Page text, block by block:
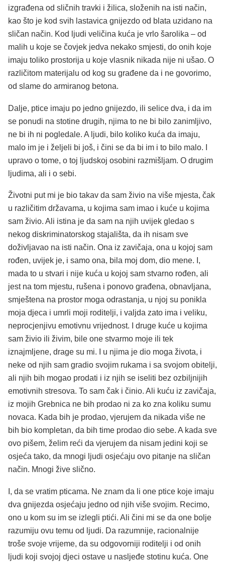
izgrađena od sličnih travki i žilica, složenih na isti način,
kao što je kod svih lastavica gnijezdo od blata uzidano na
sličan način. Kod ljudi veličina kuća je vrlo šarolika – od
malih u koje se čovjek jedva nekako smjesti, do onih koje
imaju toliko prostorija u koje vlasnik nikada nije ni ušao. O
različitom materijalu od kog su građene da i ne govorimo,
od slame do armiranog betona.
Dalje, ptice imaju po jedno gnijezdo, ili selice dva, i da im
se ponudi na stotine drugih, njima to ne bi bilo zanimljivo,
ne bi ih ni pogledale. A ljudi, bilo koliko kuća da imaju,
malo im je i željeli bi još, i čini se da bi im i to bilo malo. I
upravo o tome, o toj ljudskoj osobini razmišljam. O drugim
ljudima, ali i o sebi.
Životni put mi je bio takav da sam živio na više mjesta, čak
u različitim državama, u kojima sam imao i kuće u kojima
sam živio. Ali istina je da sam na njih uvijek gledao s
nekog diskriminatorskog stajališta, da ih nisam sve
doživljavao na isti način. Ona iz zavičaja, ona u kojoj sam
rođen, uvijek je, i samo ona, bila moj dom, dio mene. I,
mada to u stvari i nije kuća u kojoj sam stvarno rođen, ali
jest na tom mjestu, rušena i ponovo građena, obnavljana,
smještena na prostor moga odrastanja, u njoj su ponikla
moja djeca i umrli moji roditelji, i valjda zato ima i veliku,
neprocjenjivu emotivnu vrijednost. I druge kuće u kojima
sam živio ili živim, bile one stvarmo moje ili tek
iznajmljene, drage su mi. I u njima je dio moga života, i
neke od njih sam gradio svojim rukama i sa svojom obitelji,
ali njih bih mogao prodati i iz njih se iseliti bez ozbiljnijih
emotivnih stresova. To sam čak i činio. Ali kuću iz zavičaja,
iz mojih Grebnica ne bih prodao ni za ko zna koliku sumu
novaca. Kada bih je prodao, vjerujem da nikada više ne
bih bio kompletan, da bih time prodao dio sebe. A kada sve
ovo pišem, želim reći da vjerujem da nisam jedini koji se
osjeća tako, da mnogi ljudi osjećaju ovo pitanje na sličan
način. Mnogi žive slično.
I, da se vratim pticama. Ne znam da li one ptice koje imaju
dva gnijezda osjećaju jedno od njih više svojim. Recimo,
ono u kom su im se izlegli ptići. Ali čini mi se da one bolje
razumiju ovu temu od ljudi. Da razumnije, racionalnije
troše svoje vrijeme, da su odgovorniji roditelji i od onih
ljudi koji svojoj djeci ostave u nasljeđe stotinu kuća. One